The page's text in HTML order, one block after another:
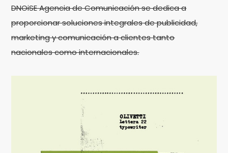
DNOiSE Agencia de Comunicación se dedica a
proporcionar soluciones integrales de publicidad,
marketing y comunicación a clientes tanto
nacionales como internacionales.